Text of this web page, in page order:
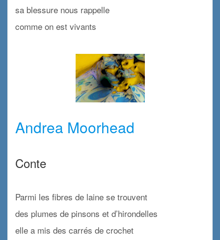
sa blessure nous rappelle
comme on est vivants
Andrea Moorhead
Conte
Parmi les fibres de laine se trouvent
des plumes de pinsons et d’hirondelles
elle a mis des carrés de crochet